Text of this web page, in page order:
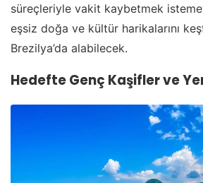
süreçleriyle vakit kaybetmek
eşsiz doğa ve kültür harikalarını
Brezilya’da alabilecek.
Hedefte Genç Kaşifler ve